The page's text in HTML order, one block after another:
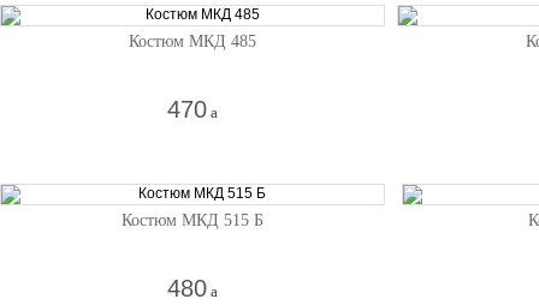
Костюм МКД 485
470 a
Костюм МКД 515 Б
480 a